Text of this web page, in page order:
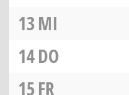
13MI
14DO
15FR